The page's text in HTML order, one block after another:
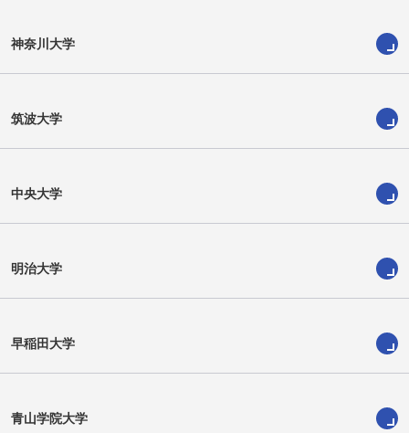
神奈川大学
筑波大学
中央大学
明治大学
早稲田大学
青山学院大学